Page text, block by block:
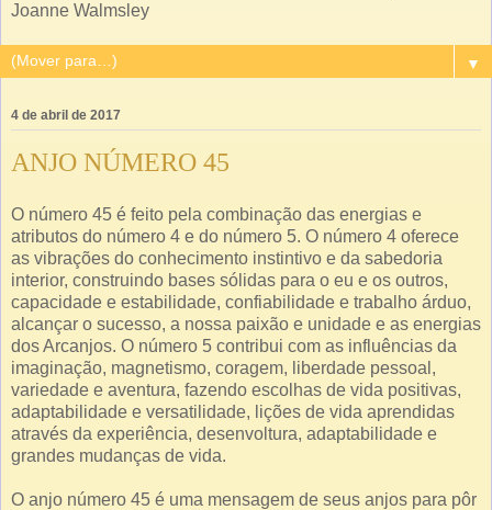
Joanne Walmsley
▼
4 de abril de 2017
ANJO NÚMERO 45
O número 45 é feito pela combinação das energias e
atributos do número 4 e do número 5. O número 4 oferece
as vibrações do conhecimento instintivo e da sabedoria
interior, construindo bases sólidas para o eu e os outros,
capacidade e estabilidade, confiabilidade e trabalho árduo,
alcançar o sucesso, a nossa paixão e unidade e as energias
dos Arcanjos. O número 5 contribui com as influências da
imaginação, magnetismo, coragem, liberdade pessoal,
variedade e aventura, fazendo escolhas de vida positivas,
adaptabilidade e versatilidade, lições de vida aprendidas
através da experiência, desenvoltura, adaptabilidade e
grandes mudanças de vida.
O anjo número 45 é uma mensagem de seus anjos para pôr